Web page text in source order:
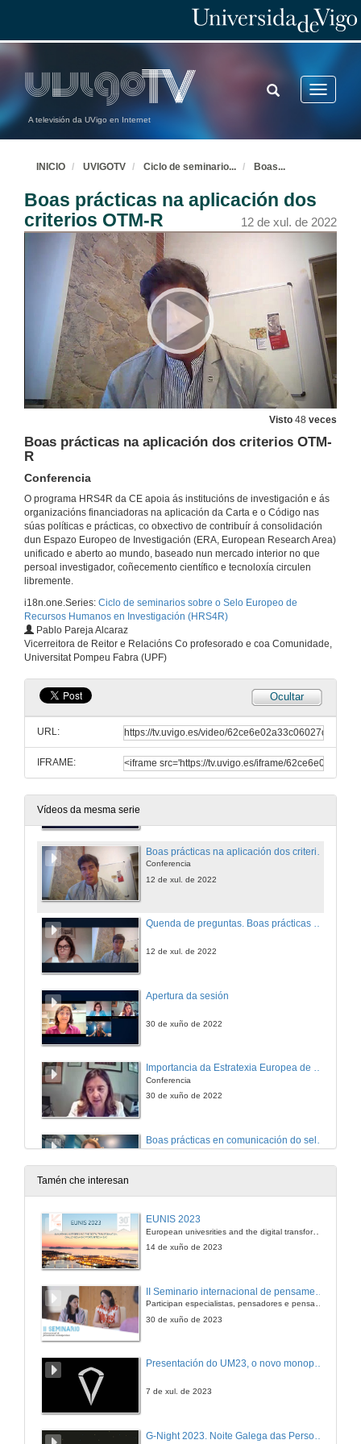
A televisión da UVigo en Internet
Toggle
TOGGLE
SEARCH
INICIO UVIGOTV Ciclo de seminario... Boas...
Boas prácticas na aplicación dos
criterios OTM-R
12 de xul. de 2022
Visto 48 veces
Boas prácticas na aplicación dos criterios OTM-
R
Conferencia
O programa HRS4R da CE apoia ás institucións de investigación e ás
organizacións financiadoras na aplicación da Carta e o Código nas
súas políticas e prácticas, co obxectivo de contribuír á consolidación
dun Espazo Europeo de Investigación (ERA, European Research Area)
unificado e aberto ao mundo, baseado nun mercado interior no que
persoal investigador, coñecemento científico e tecnoloxía circulen
libremente.
i18n.one.Series: Ciclo de seminarios sobre o Selo Europeo de
Recursos Humanos en Investigación (HRS4R)
Pablo Pareja Alcaraz
Vicerreitora de Reitor e Relacións Co profesorado e coa Comunidade,
Universitat Pompeu Fabra (UPF)
Ocultar
URL:
IFRAME:
Vídeos da mesma serie
Apertura da xornada e presentación de Pablo Pareja Alcaraz
Conferencia
12 de xul. de 2022
Quenda de preguntas. Boas prácticas na aplicación dos criterios OTM-R
12 de xul. de 2022
Apertura da sesión
30 de xuño de 2022
Importancia da Estratexia Europea de Recursos Humanos en Investigación (HRS4R)
Conferencia
30 de xuño de 2022
Conferencia
30 de xuño de 2022
Conferencia
Tamén che interesan
EUNIS 2023
European univesrities and the digital transformation: challenges and opportunities ahead
14 de xuño de 2023
Participan especialistas, pensadores e pensadoras que traballan desde hai anos sobre temas de pensamento contemporáneo en universidades de Estados Unidos, Reino Unido, Canadá, México e España.
30 de xuño de 2023
Presentación do UM23, o novo monopraza de UVigo Motorsport
7 de xul. de 2023